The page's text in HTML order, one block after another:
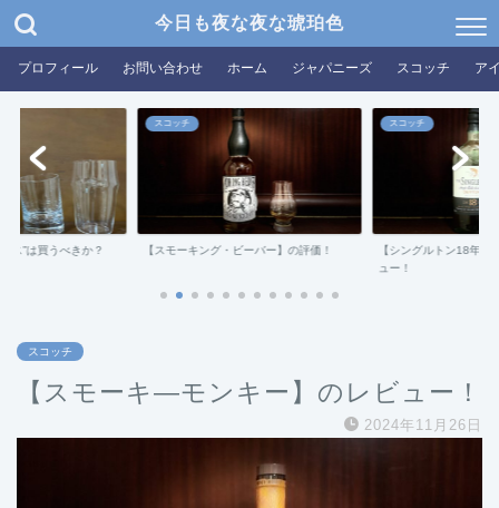
今日も夜な夜な琥珀色
プロフィール お問い合わせ ホーム ジャパニーズ スコッチ ア
ス”は買うべきか？
スコッチ
【スモーキング・ビーバー】の評価！
スコッチ
【シングルトン18年ダ
ュー！
スコッチ
【スモーキ―モンキー】のレビュー！
2024年11月26日